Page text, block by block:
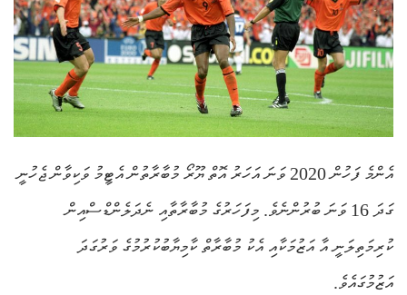
އެންމެ ފަހުން 2020 ވަނަ އަހަރު އޮތް ޔޫރޯ މުބާރާތުން އެޓީމު ވަކިވާން ޖެހުނީ
ގަދަ 16 ވަނަ ބުރުންނެވެ. މިފަހަރުގެ މުބާރާތާއި ނެދަލެންޑްސްއިން
ކުރިމަތިލަނީ އާ އަޒުމަކާއި އެކު މުބާރާތް ކާމިޔާބުކުރުމުގެ ވަރުގަދަ
އަޒުމުގައެވެ.